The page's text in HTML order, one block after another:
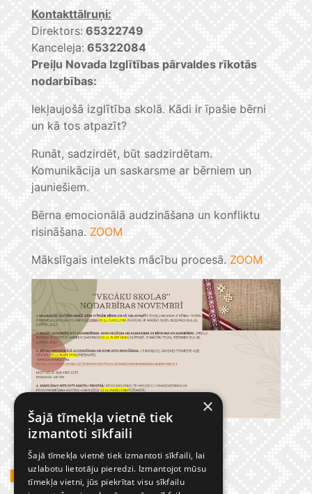
Kontakttālruņi:
Direktors: 65322749
Kanceleja: 65322084
Preiļu Novada Izglītības pārvaldes rīkotās
nodarbības:
Iekļaujošā izglītība skolā. Kādi ir īpašie bērni
un kā tos atpazīt?
Runāt, sadzirdēt, būt sadzirdētam.
Komunikācija un saskarsme ar bērniem un
jauniešiem.
Bērna emocionālā audzināšana un konfliktu
risināšana. ZOOM
Mākslīgais intelekts mācību procesā. ZOOM
GADĪJUMBILDES
×
Šajā tīmekļa vietnē tiek
izmantoti sīkfaili
Šajā tīmekļa vietnē tiek izmantoti sīkfaili, lai
uzlabotu lietotāju pieredzi. Izmantojot mūsu
tīmekļa vietni, jūs piekrītat visu sīkfailu